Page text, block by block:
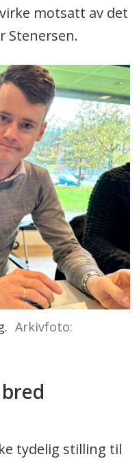
motsatt av det
Stenersen.
Arkivfoto:
tydelig stilling til